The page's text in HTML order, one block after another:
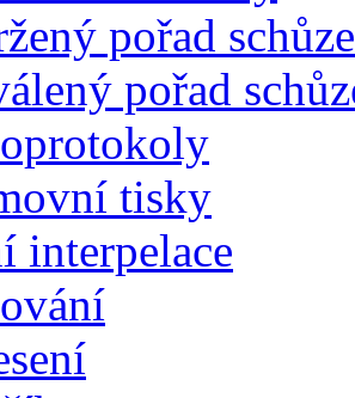
pořad schůze
pořad
tisky
interpelace